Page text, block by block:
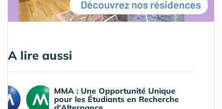
A lire aussi
MMA : Une Opportunité Unique
pour les Étudiants en Recherche